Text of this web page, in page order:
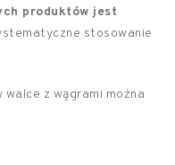
produktów jest
stosowanie
z wągrami można